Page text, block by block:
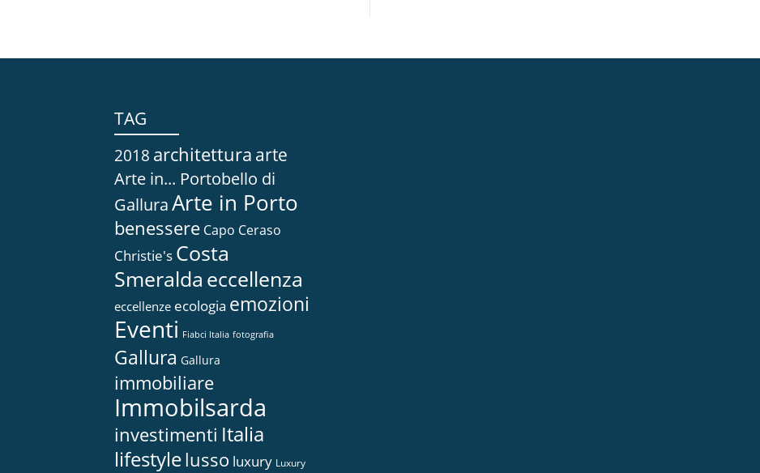
TAG
2018 architettura arte
Arte in... Portobello di
GalluraArte in Porto
benessere Capo Ceraso
Christie's Costa
Smeralda eccellenza
eccellenze ecologia emozioni
Eventi Fiabci Italia fotografia
Gallura Gallura
immobiliare
Immobilsarda
investimenti Italia
lifestylelusso luxury Luxury